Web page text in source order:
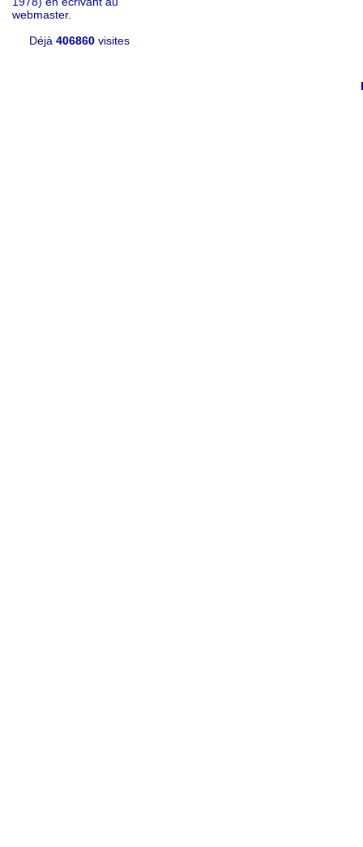
webmaster.
Déjà 406860 visites